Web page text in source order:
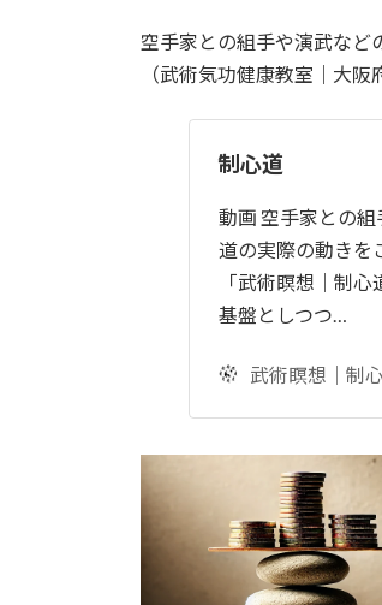
空手家との組手や演武など
（武術気功健康教室｜大阪
制心道
動画 空手家との
道の実際の動きを
「武術瞑想｜制
基盤としつつ…
武術瞑想｜制